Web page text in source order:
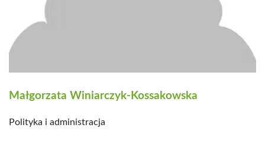
Małgorzata Winiarczyk-Kossakowska
Polityka i administracja